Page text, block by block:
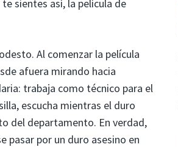
sientes así, la película de
Al comenzar la película
afuera mirando hacia
trabaja como técnico para el
escucha mientras el duro
del departamento. En verdad,
pasar por un duro asesino en